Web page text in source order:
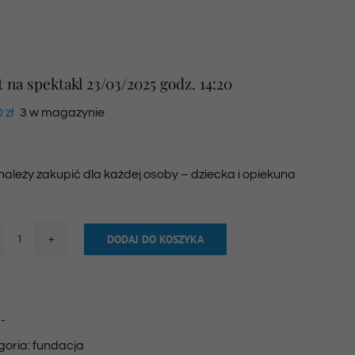
na spektakl 23/03/2025 godz. 14:20
zł 3 w magazynie
zakupić dla każdej osoby – dziecka i opiekuna
23/03/2025
DODAJ DO KOSZYKA
-
fundacja